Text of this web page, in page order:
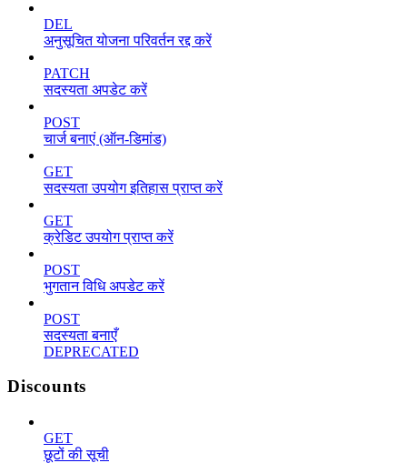
DEL
अनुसूचित योजना परिवर्तन रद्द करें
PATCH
सदस्यता अपडेट करें
POST
चार्ज बनाएं (ऑन-डिमांड)
GET
सदस्यता उपयोग इतिहास प्राप्त करें
GET
क्रेडिट उपयोग प्राप्त करें
POST
भुगतान विधि अपडेट करें
POST
सदस्यता बनाएँ
DEPRECATED
Discounts
GET
छूटों की सूची